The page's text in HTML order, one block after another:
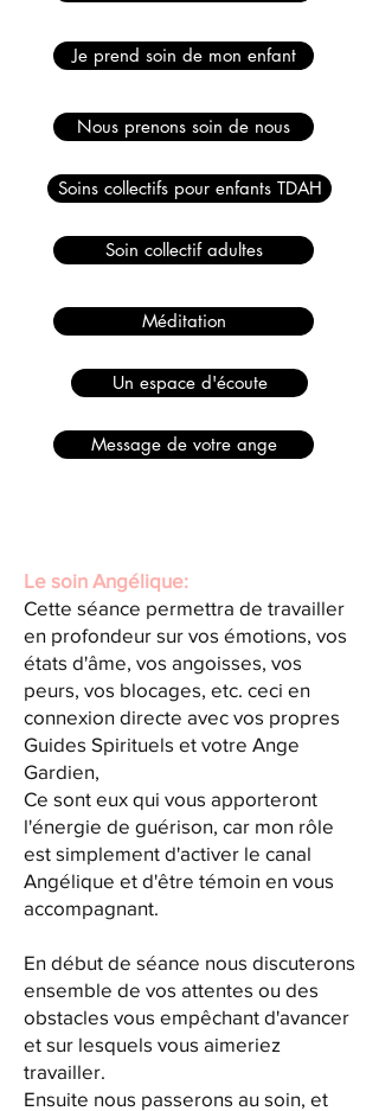
Je prend soin de mon enfant
Nous prenons soin de nous
Soins collectifs pour enfants TDAH
Soin collectif adultes
Méditation
Un espace d'écoute
Message de votre ange
Le soin Angélique:
Cette séance permettra de travailler
en profondeur sur vos émotions, vos
états d'âme, vos angoisses, vos
peurs, vos blocages, etc. ceci en
connexion directe avec vos propres
Guides Spirituels et votre Ange
Gardien,
Ce sont eux qui vous apporteront
l'énergie de guérison, car mon rôle
est simplement d'activer le canal
Angélique et d'être témoin en vous
accompagnant.
En début de séance nous discuterons
ensemble de vos attentes ou des
obstacles vous empêchant d'avancer
et sur lesquels vous aimeriez
travailler.
Ensuite nous passerons au soin, et